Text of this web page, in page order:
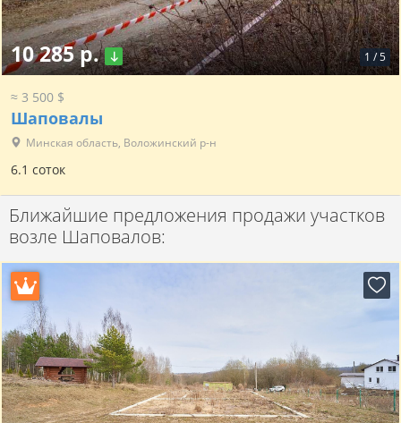
1 /5
10 285 р.
≈ 3 500 $
Шаповалы
Минская область, Воложинский р-н
6.1 соток
Ближайшие предложения продажи участков
возле Шаповалов: